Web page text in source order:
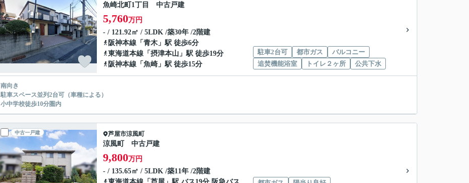
魚崎北町1丁目 中古戸建
5,760万円
- / 121.92㎡ / 5LDK /築30年 /2階建
阪神本線 「 青木 」駅 徒歩6分
東海道本線 「 摂津本山 」駅 徒歩19分
阪神本線 「 魚崎 」駅 徒歩15分
駐車2台可 都市ガス
バルコニー
追焚機能浴室
トイレ２ヶ所 公共下水
南向き
駐車スペース並列2台可（車種による）
小中学校徒歩10分圏内
中古一戸建 芦屋市涼風町
涼風町 中古戸建
9,800万円
- / 135.65㎡ / 5LDK /築11年 /2階建